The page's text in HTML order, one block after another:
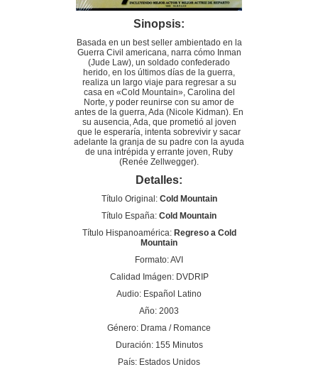
Sinopsis:
Basada en un best seller ambientado en la
Guerra Civil americana, narra cómo Inman
(Jude Law), un soldado confederado
herido, en los últimos días de la guerra,
realiza un largo viaje para regresar a su
casa en «Cold Mountain», Carolina del
Norte, y poder reunirse con su amor de
antes de la guerra, Ada (Nicole Kidman). En
su ausencia, Ada, que prometió al joven
que le esperaría, intenta sobrevivir y sacar
adelante la granja de su padre con la ayuda
de una intrépida y errante joven, Ruby
(Renée Zellwegger).
Detalles:
Título Original: Cold Mountain
Título España: Cold Mountain
Título Hispanoamérica: Regreso a Cold
Mountain
Formato: AVI
Calidad Imágen: DVDRIP
Audio: Español Latino
Año: 2003
Género: Drama / Romance
Duración: 155 Minutos
País: Estados Unidos